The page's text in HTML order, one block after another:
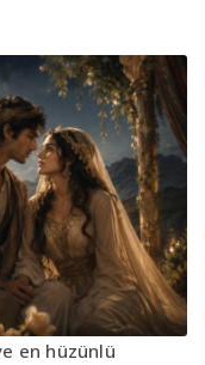
en hüzünlü